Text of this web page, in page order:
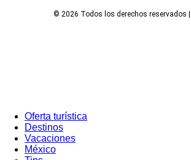
© 2026 Todos los derechos reservados
Oferta turística
Destinos
Vacaciones
México